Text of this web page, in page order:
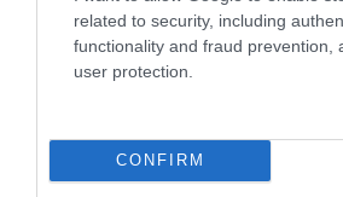
related to security, including
functionality and fraud prevention,
user protection.
CONFIRM
Μυρτώ Κοροβέση στο pagenews.gr: «Η